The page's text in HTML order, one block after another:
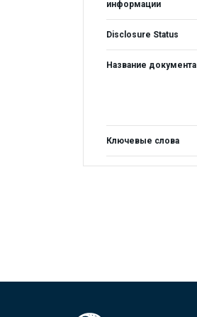
информации
Disclosure Status
Название документа
Ключевые слова